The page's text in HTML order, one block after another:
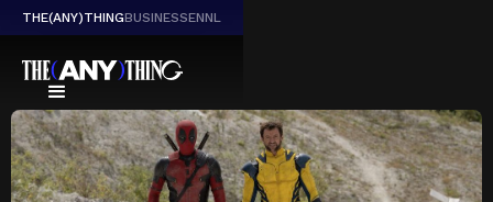
THE(ANY)THINGBUSINESSENNL